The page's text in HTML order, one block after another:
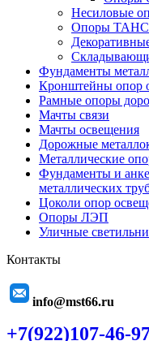
Несиловые
Опоры ТАНС
Фундаменты
Кронштейны опор
Рамные опоры
Мачты связи
Мачты освещения
Дорожные
Металлические
Фундаменты и
металлических
Цоколи опор
Опоры ЛЭП
Уличные
Контакты
info@mst66.ru
+7(922)107-46-